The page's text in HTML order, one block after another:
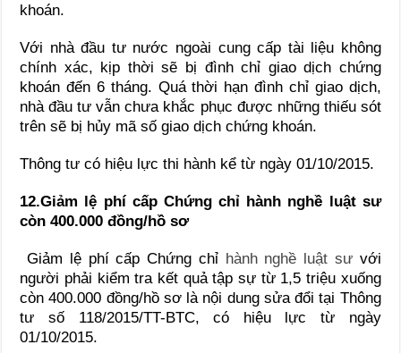
khoán.
Với nhà đầu tư nước ngoài cung cấp tài liệu không
chính xác, kịp thời sẽ bị đình chỉ giao dịch chứng
khoán đến 6 tháng. Quá thời hạn đình chỉ giao dịch,
nhà đầu tư vẫn chưa khắc phục được những thiếu sót
trên sẽ bị hủy mã số giao dịch chứng khoán.
Thông tư có hiệu lực thi hành kể từ ngày 01/10/2015.
12.Giảm lệ phí cấp Chứng chỉ hành nghề luật sư
còn 400.000 đồng/hồ sơ
Giảm lệ phí cấp Chứng chỉ hành nghề luật sưvới
người phải kiểm tra kết quả tập sự từ 1,5 triệu xuống
còn 400.000 đồng/hồ sơ là nội dung sửa đổi tại Thông
tư số 118/2015/TT-BTC, có hiệu lực từ ngày
01/10/2015.